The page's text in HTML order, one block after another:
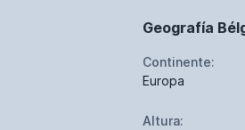
Geografía
Continente:
Europa
Altura: